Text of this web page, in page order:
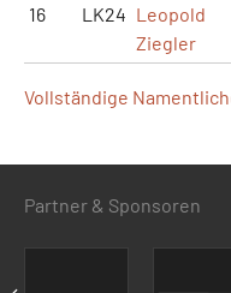
16 LK24 Leopold
Ziegler
Vollständige
Partner & Sponsoren